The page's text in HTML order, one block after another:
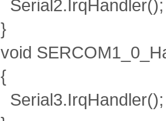
Serial2.IrqHandler();
}
void
{
Serial3.IrqHandler();